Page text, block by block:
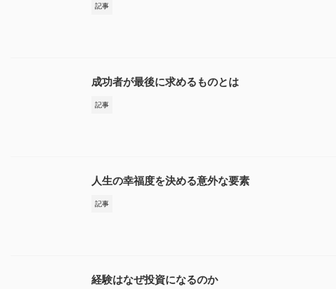
記事
成功者が最後に求めるものとは
記事
人生の幸福度を決める意外な要素
記事
経験はなぜ投資になるのか